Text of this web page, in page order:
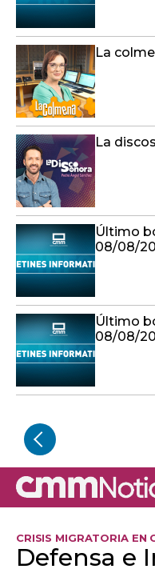
La
La
Último
08/08/
Último
08/08/
CRISIS MIGRATORIA EN
Defensa e